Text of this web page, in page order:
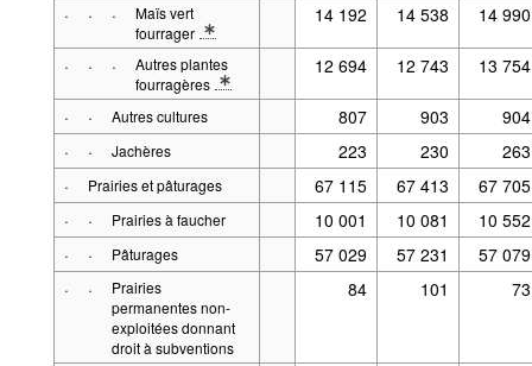
· · ·
Maïs vert
fourrager
* Note Type de culture 2: y compris maïs pour production
14 192 14 538 14 990
· · ·
Autres plantes
fourragères
* Note Type de culture 2: y compris céréales pour
12 694 12 743 13 754
· · Autres cultures 807 903
904
· · Jachères 223 230
263
·
Prairies et pâturages 67 115 67 413
67 705
· · Prairies à faucher 10 001 10 081
10 552
· · Pâturages 57 029 57 231
57 079
· ·
Prairies
permanentes non-
exploitées donnant
droit à subventions
84 101 73